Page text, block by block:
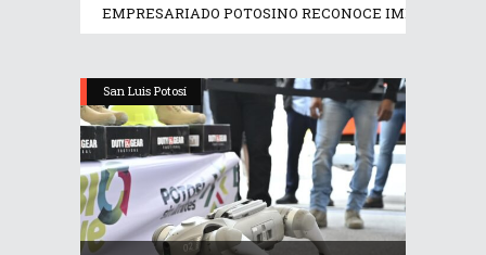
EMPRESARIADO POTOSINO RECONOCE IMPULSO
San Luis Potosí